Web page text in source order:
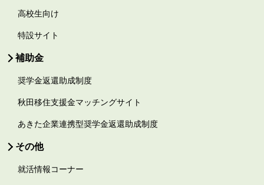
高校生向け
特設サイト
補助金
奨学金返還助成制度
秋田移住支援金マッチングサイト
あきた企業連携型奨学金返還助成制度
その他
就活情報コーナー